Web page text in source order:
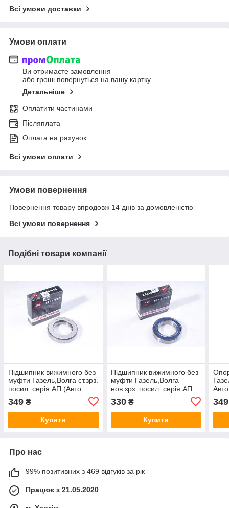
Всі умови доставки
Умови оплати
Ви отримаєте замовлення
або гроші повернуться на вашу картку
Детальніше
Оплатити частинами
Післяплата
Оплата на рахунок
Всі умови оплати
Умови повернення
Повернення товару впродовж 14 днів за домовленістю
Всі умови повернення
Подібні товари компанії
Пiдшипник вижимного без
муфти Газель,Волга ст.зрз.
посил. серiя АП (Авто
349 ₴
Купити
Пiдшипник вижимного без
муфти Газель,Волга
нов.зрз. посил. серiя АП
(Авто Престиж) 6-986710
330₴
Купити
349
Про нас
99% позитивних з 469 відгуків за рік
Працює з 21.05.2020